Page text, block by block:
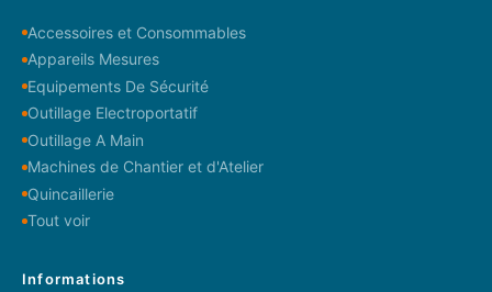
Accessoires et Consommables
Appareils Mesures
Equipements De Sécurité
Outillage Electroportatif
Outillage A Main
Machines de Chantier et d'Atelier
Quincaillerie
Tout voir
Informations